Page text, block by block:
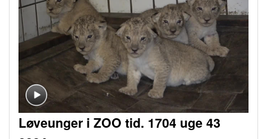
Løveunger i ZOO tid. 1704 uge 43